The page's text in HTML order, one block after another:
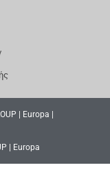
| Europa |
| Europa